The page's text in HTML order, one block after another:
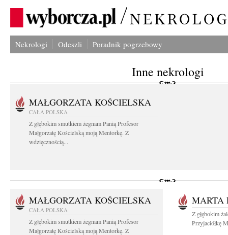
Nekrologi Odeszli Poradnik pogrzebowy
Inne nekrologi
MAŁGORZATA KOŚCIELSKA
CAŁA POLSKA
Z głębokim smutkiem żegnam Panią Profesor
Małgorzatę Kościelską moją Mentorkę. Z
wdzięcznością...
MAŁGORZATA KOŚCIELSKA
CAŁA POLSKA
Z głębokim smutkiem żegnam Panią Profesor
Małgorzatę Kościelską moją Mentorkę. Z
MARTA
Z głębokim
Przyjaciółkę